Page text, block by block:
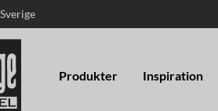
Sverige
Produkter Inspiration